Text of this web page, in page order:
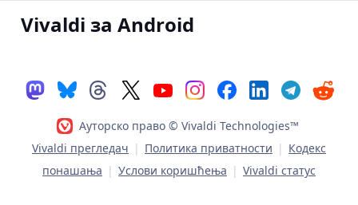
Vivaldi за Android
Ауторско право © Vivaldi Technologies™
Vivaldi прегледач | Политика приватности | Кодекс
понашања | Услови коришћења | Vivaldi статус